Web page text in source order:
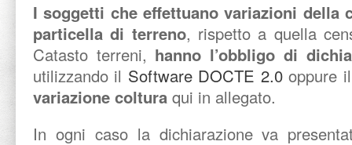
I soggetti che effettuano variazioni della
particella di terreno, rispetto a quella
Catasto terreni, hanno l’obbligo di
utilizzando il Software DOCTE 2.0 oppure
variazione coltura qui in allegato.
In ogni caso la dichiarazione va